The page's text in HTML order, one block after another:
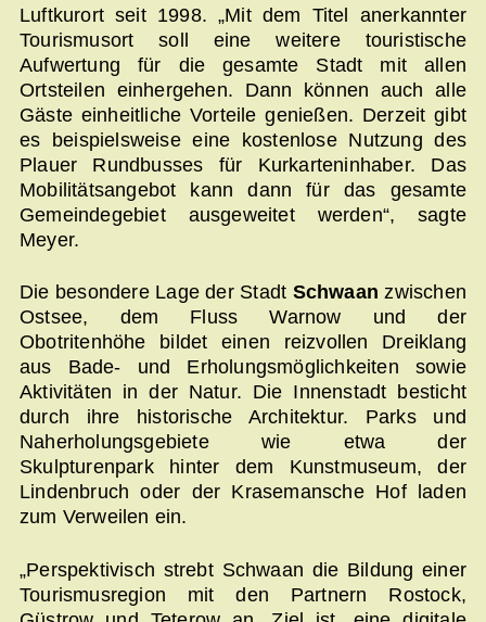
Luftkurort seit 1998. „Mit dem Titel anerkannter
Tourismusort soll eine weitere touristische
Aufwertung für die gesamte Stadt mit allen
Ortsteilen einhergehen. Dann können auch alle
Gäste einheitliche Vorteile genießen. Derzeit gibt
es beispielsweise eine kostenlose Nutzung des
Plauer Rundbusses für Kurkarteninhaber. Das
Mobilitätsangebot kann dann für das gesamte
Gemeindegebiet ausgeweitet werden“, sagte
Meyer.
Die besondere Lage der Stadt Schwaan zwischen
Ostsee, dem Fluss Warnow und der
Obotritenhöhe bildet einen reizvollen Dreiklang
aus Bade- und Erholungsmöglichkeiten sowie
Aktivitäten in der Natur. Die Innenstadt besticht
durch ihre historische Architektur. Parks und
Naherholungsgebiete wie etwa der
Skulpturenpark hinter dem Kunstmuseum, der
Lindenbruch oder der Krasemansche Hof laden
zum Verweilen ein.
„Perspektivisch strebt Schwaan die Bildung einer
Tourismusregion mit den Partnern Rostock,